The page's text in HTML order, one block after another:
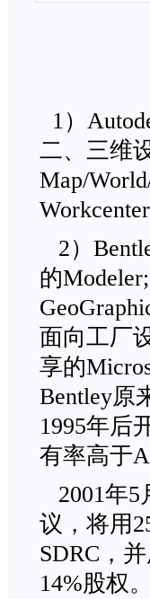
1）
二、三维
Map/
2）
的
面向工厂
享的
Bentley原
1995年后
有率高于
2001年5
议，将用
SDRC，
14%股权